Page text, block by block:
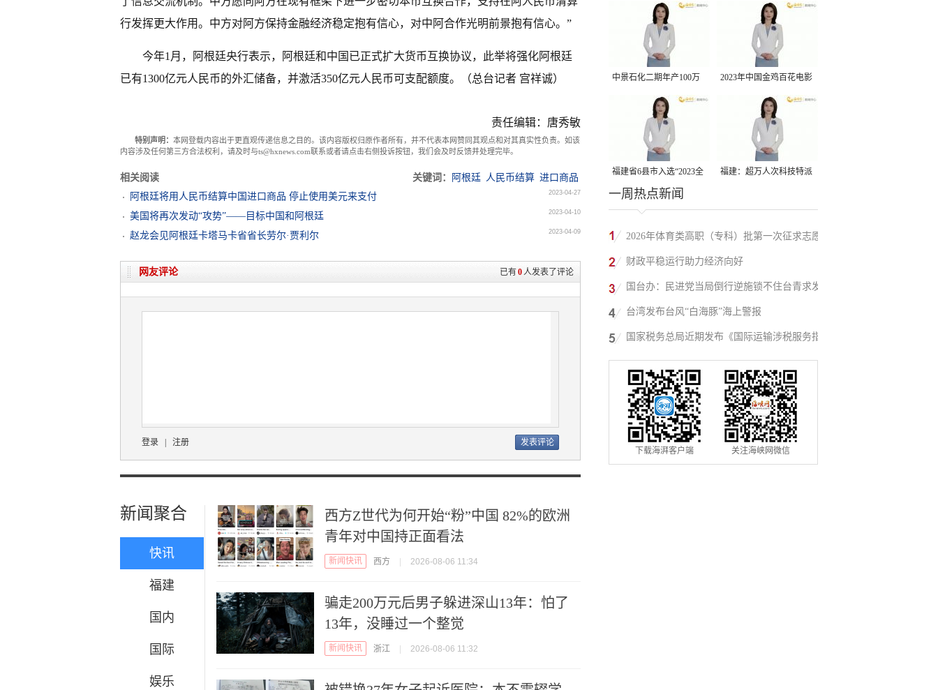
行发挥更大作用。中方对阿方保持金融经济稳定抱有信心，对中阿合作光明前景抱有信心。”
今年1月，阿根廷央行表示，阿根廷和中国已正式扩大货币互换协议，此举将强化阿根廷
已有1300亿元人民币的外汇储备，并激活350亿元人民币可支配额度。（总台记者 宫祥诚）
责任编辑：唐秀敏
特别声明： 本网登载内容出于更直观传递信息之目的。该内容版权归原作者所有，并不代表本网赞同其观点和对其真实性负责。如该
内容涉及任何第三方合法权利，请及时与ts@hxnews.com联系或者请点击右侧投诉按钮，我们会及时反馈并处理完毕。
相关阅读 关键词： 阿根廷 人民币结算 进口商品
阿根廷将用人民币结算中国进口商品 停止使用美元来支付
2023-04-27
美国将再次发动“攻势”——目标中国和阿根廷 2023-04-10
赵龙会见阿根廷卡塔马卡省省长劳尔·贾利尔 2023-04-09
已有0人发表了评论
网友评论
登录 注册
新闻聚合
快讯
福建
国内
国际
娱乐
西方Z世代为何开始“粉”中国 82%的欧洲
青年对中国持正面看法
新闻快讯 西方 2026-08-06 11:34
骗走200万元后男子躲进深山13年：怕了
13年，没睡过一个整觉
新闻快讯 浙江 2026-08-06 11:32
中景石化二期年产100万
吨丙烷脱氢项目建成中交
2023年中国金鸡百花电影
节有福电影巡展31日启动
福建省6县市入选“2023全
国县域发展潜力百强县”
福建：超万人次科技特派
一周热点新闻
2026年体育类高职（专科）批第一次征求志愿
填报
财政平稳运行助力经济向好
国台办：民进党当局倒行逆施锁不住台青求发
展的心
台湾发布台风“白海豚”海上警报
国家税务总局近期发布《国际运输涉税服务指
引》
下载海湃客户端 关注海峡网微信